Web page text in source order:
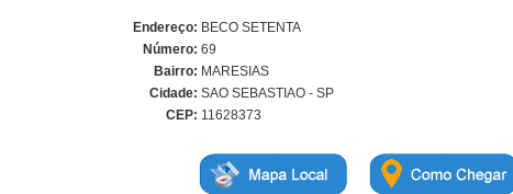
Endereço: BECO SETENTA
Número: 69
Bairro: MARESIAS
Cidade: SAO SEBASTIAO - SP
CEP: 11628373